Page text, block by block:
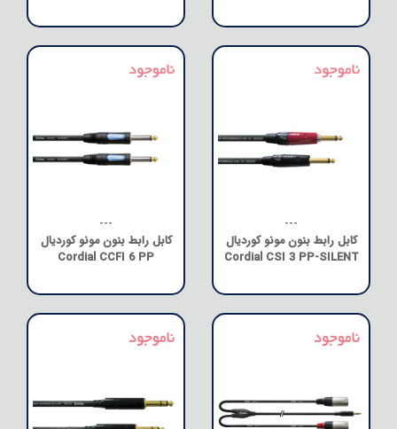
---
کابل رابط بنون مونو کوردیال
Cordial CSI 3 PP-SILENT
---
کابل رابط بنون مونو کوردیال
Cordial CCFI 6 PP